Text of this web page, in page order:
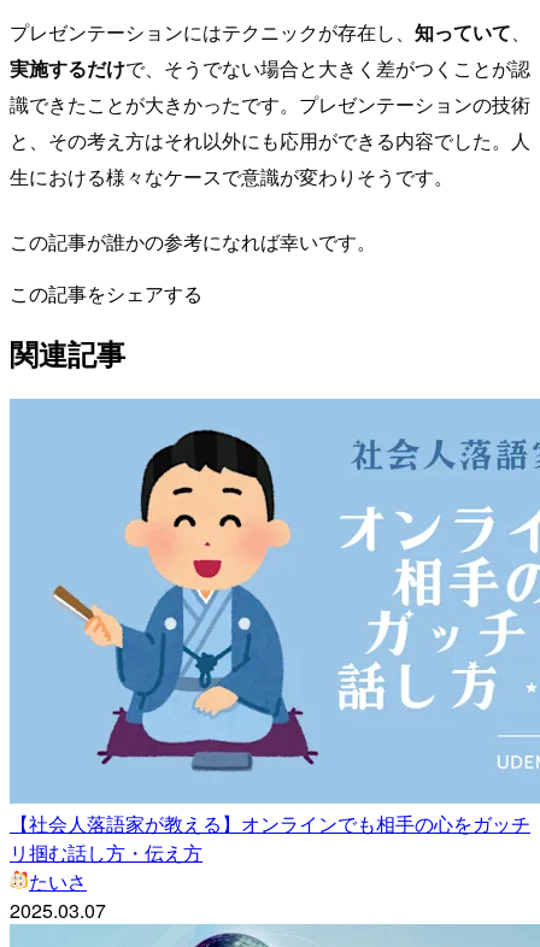
プレゼンテーションにはテクニックが存在し、 知っていて、
実施するだけで、そうでない場合と大きく差がつくことが認
識できたことが大きかったです。プレゼンテーションの技術
と、その考え方はそれ以外にも応用ができる内容でした。人
生における様々なケースで意識が変わりそうです。
この記事が誰かの参考になれば幸いです。
この記事をシェアする
関連記事
【社会人落語家が教える】オンラインでも相手の心をガッチ
リ掴む話し方・伝え方
たいさ
2025.03.07